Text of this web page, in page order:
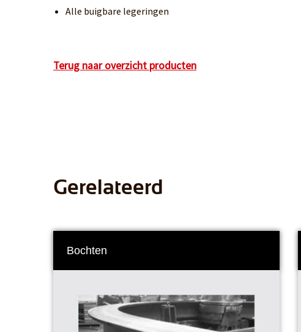
Alle buigbare legeringen
Terug naar overzicht producten
Gerelateerd
Bochten